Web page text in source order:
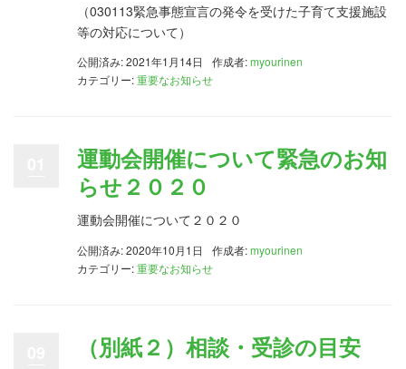
（030113緊急事態宣言の発令を受けた子育て支援施設
等の対応について）
公開済み: 2021年1月14日 作成者:myourinen
カテゴリー:重要なお知らせ
運動会開催について緊急のお知
らせ２０２０
運動会開催について２０２０
公開済み: 2020年10月1日 作成者:myourinen
カテゴリー:重要なお知らせ
（別紙２）相談・受診の目安